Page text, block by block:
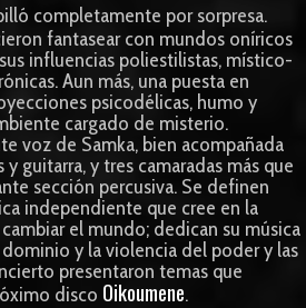
completamente por sorpresa.
fantasear con mundos oníricos
influencias poliestilistas, místico-
Aun más, una puesta en
psicodélicas, humo y
cargado de misterio.
voz de Samka, bien acompañada
guitarra, y tres camaradas más que
sección percusiva. Se definen
independiente que cree en la
el mundo; dedican su música
y la violencia del poder y las
presentaron temas que
disco Oikoumene.